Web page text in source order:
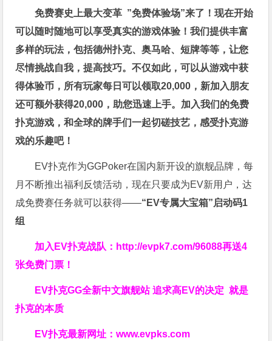
免费赛史上最大变革 ”免费体验场”来了！现在开始
可以随时随地可以享受真实的游戏体验！我们提供丰富
多样的玩法，包括德州扑克、奥马哈、短牌等等，让您
尽情挑战自我，提高技巧。不仅如此，可以从游戏中获
得体验币，所有玩家每日可以领取20,000，新加入朋友
还可额外获得20,000，助您迅速上手。 加入我们的免费
扑克游戏，和全球的牌手们一起切磋技艺，感受扑克游
戏的乐趣吧！
EV扑克作为GGPoker在国内新开设的旗舰品牌，每
月不断推出福利反馈活动，现在只要成为EV新用户，达
成免费赛任务就可以获得——“EV专属大宝箱”启动码1
组
加入EV扑克战队： http://evpk7.com/96088再送4
张免费门票！
EV扑克GG全新中文旗舰站追求高EV的决定就是
扑克的本质
EV扑克最新网址：www.evpks.com